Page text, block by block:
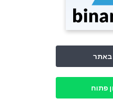
באתר
פתוח